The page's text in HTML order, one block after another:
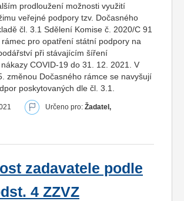
prodloužení možnosti využití
veřejné podpory tzv. Dočasného
čl. 3.1 Sdělení Komise č. 2020/C 91
rámec pro opatření státní podpory na
při stávajícím šíření
COVID-19 do 31. 12. 2021. V
změnou Dočasného rámce se navyšují
poskytovaných dle čl. 3.1.
Určeno pro: Žadatel,
zadavatele podle
4 ZZVZ